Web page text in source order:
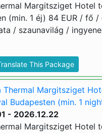
Margitsziget Hotel
(min. 1 éj) 84 EUR / fő
/ szaunavilág /
This Package
Margitsziget
Budapesten (min. 1
- 2026.12.22
Margitsziget Hotel